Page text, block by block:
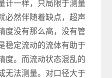
计一样，只局限于测量
必然伴随着缺点，超声
度没有那么高，没有管
稳定流动的流体有助于
度。而流动状态混乱的
无法测量。对口径大于